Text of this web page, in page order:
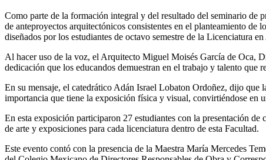
Como parte de la formación integral y del resultado del seminario
de anteproyectos arquitectónicos consistentes en el planteamiento
diseñados por los estudiantes de octavo semestre de la Licenciatura
Al hacer uso de la voz, el Arquitecto Miguel Moisés García de Oca,
dedicación que los educandos demuestran en el trabajo y talento que
En su mensaje, el catedrático Adán Israel Lobaton Ordoñez, dijo que
importancia que tiene la exposición física y visual, convirtiéndose en
En esta exposición participaron 27 estudiantes con la presentación
de arte y exposiciones para cada licenciatura dentro de esta Facultad.
Este evento contó con la presencia de la Maestra María Mercedes